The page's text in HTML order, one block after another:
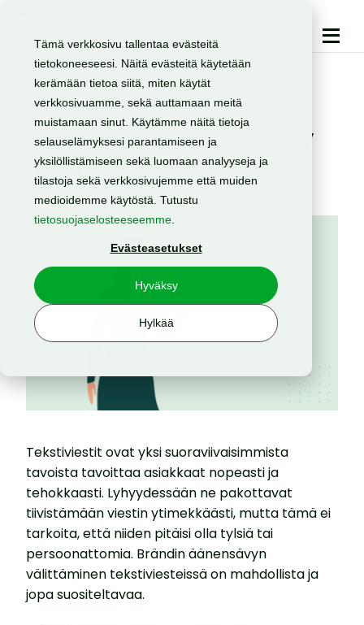
Tämä verkkosivu tallentaa evästeitä
tietokoneeseesi. Näitä evästeitä käytetään
kerämään tietoa siitä, miten käytät
verkkosivuamme, sekä auttamaan meitä
muistamaan sinut. Käytämme näitä tietoja
selauselämyksesi parantamiseen ja
yksilöllistämiseen sekä luomaan analyyseja ja
tilastoja sekä verkkosivujemme että muiden
medioidemme käytöstä. Tutustu
tietosuojaselosteeseemme
Evästeasetukset
Hyväksy
Hylkää
SMS
Tuo brändin äänensävy
tekstiviesteihin
24.4.2025
Tekstiviestit ovat yksi suoraviivaisimmista
tavoista tavoittaa asiakkaat nopeasti ja
tehokkaasti. Lyhyydessään ne pakottavat
tiivistämään viestin ytimekkäästi, mutta tämä ei
tarkoita, että niiden pitäisi olla tylsiä tai
persoonattomia. Brändin äänensävyn
välittäminen tekstiviesteissä on mahdollista ja
jopa suositeltavaa.